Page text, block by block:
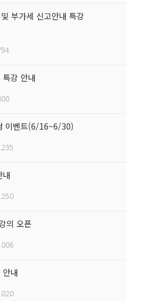
부가세 신고안내 특강
강 안내
이벤트(6/16~6/30)
내
의 오픈
내